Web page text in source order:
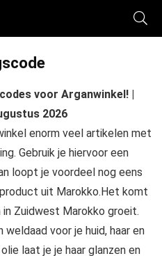
voor Arganwinkel! |
2026
enorm veel artikelen met
Gebruik je hiervoor een
loopt je voordeel nog eens
uit Marokko.Het komt
in Zuidwest Marokko groeit.
voor je huid, haar en
laat je je haar glanzen en